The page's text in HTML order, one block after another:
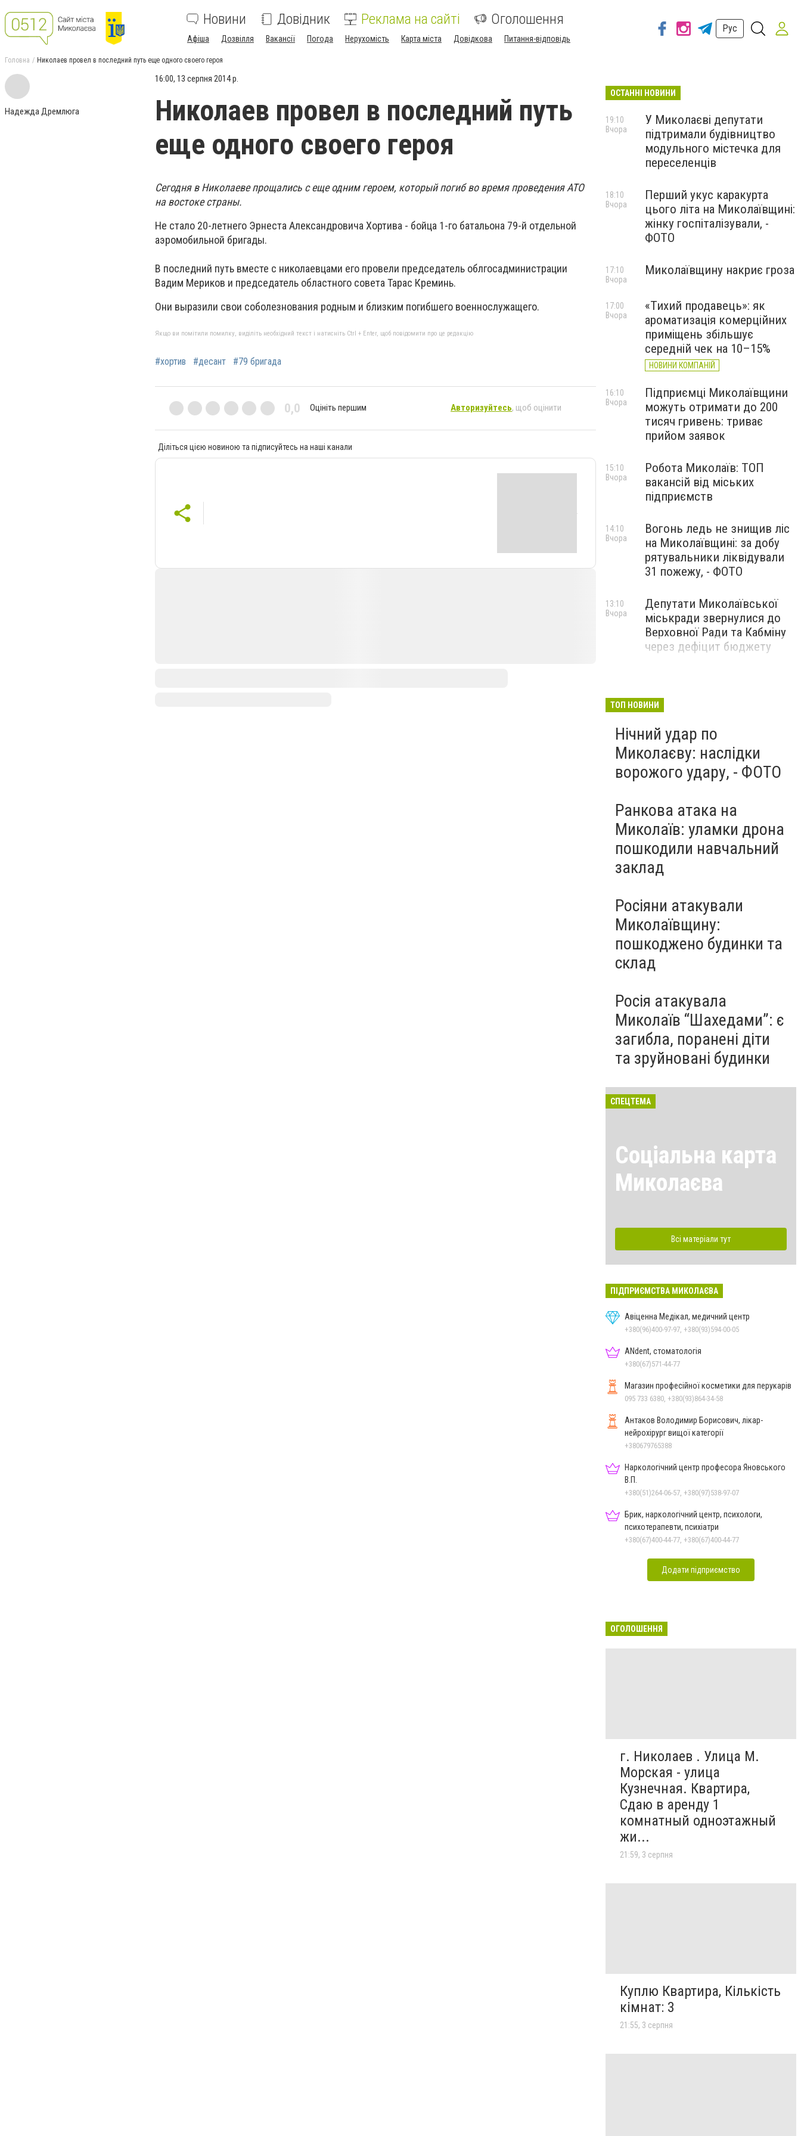
Новини Довідник Реклама на сайті Оголошення
Афіша Дозвілля Вакансії Погода Нерухомість Карта міста Довідкова Питання-відповідь
Рус
Головна Николаев провел в последний путь еще одного своего героя
Надежда Дремлюга
16:00, 13 серпня 2014 р.
Николаев провел в последний путь
еще одного своего героя
Сегодня в Николаеве прощались с еще одним героем, который погиб во время проведения АТО
на востоке страны.
Не стало 20-летнего Эрнеста Александровича Хортива - бойца 1-го батальона 79-й отдельной
аэромобильной бригады.
В последний путь вместе с николаевцами его провели председатель облгосадминистрации
Вадим Мериков и председатель областного совета Тарас Креминь.
Они выразили свои соболезнования родным и близким погибшего военнослужащего.
Якщо ви помітили помилку, виділіть необхідний текст і натисніть Ctrl + Enter, щоб повідомити про це редакцію
#хортив #десант #79 бригада
0,0 Оцініть першим Авторизуйтесь, щоб оцінити
Діліться цією новиною та підписуйтесь на наші канали
ОСТАННІ НОВИНИ
У Миколаєві депутати
підтримали будівництво
модульного містечка для
переселенців
19:10
Вчора
Перший укус каракурта
цього літа на Миколаївщині:
жінку госпіталізували, -
ФОТО
18:10
Вчора
Миколаївщину накриє гроза
17:10
Вчора
«Тихий продавець»: як
ароматизація комерційних
приміщень збільшує
середній чек на 10–15%
НОВИНИ КОМПАНІЙ
17:00
Вчора
Підприємці Миколаївщини
можуть отримати до 200
тисяч гривень: триває
прийом заявок
16:10
Вчора
Робота Миколаїв: ТОП
вакансій від міських
підприємств
15:10
Вчора
Вогонь ледь не знищив ліс
на Миколаївщині: за добу
рятувальники ліквідували
31 пожежу, - ФОТО
14:10
Вчора
Депутати Миколаївської
міськради звернулися до
Верховної Ради та Кабміну
через дефіцит бюджету
13:10
Вчора
ТОП НОВИНИ
Нічний удар по
Миколаєву: наслідки
ворожого удару, - ФОТО
Ранкова атака на
Миколаїв: уламки дрона
пошкодили навчальний
заклад
Росіяни атакували
Миколаївщину:
пошкоджено будинки та
склад
Росія атакувала
Миколаїв “Шахедами”: є
загибла, поранені діти
та зруйновані будинки
СПЕЦТЕМА
Соціальна карта
Миколаєва
Всі матеріали тут
ПІДПРИЄМСТВА МИКОЛАЄВА
Авіценна Медікал, медичний центр
+380(96)400-97-97, +380(93)594-00-05
ANdent, стоматологія
+380(67)571-44-77
Магазин професійної косметики для перукарів
095 733 6380, +380(93)864-34-58
Антаков Володимир Борисович, лікар-
нейрохірург вищої категорії
+380679765388
Наркологічний центр професора Яновського
В.П.
+380(51)264-06-57, +380(97)538-97-07
Брик, наркологічний центр, психологи,
психотерапевти, психіатри
+380(67)400-44-77, +380(67)400-44-77
Додати підприємство
ОГОЛОШЕННЯ
г. Николаев . Улица М.
Морская - улица
Кузнечная. Квартира,
Сдаю в аренду 1
комнатный одноэтажный
жи...
21:59, 3 серпня
Куплю Квартира, Кількість
кімнат: 3
21:55, 3 серпня